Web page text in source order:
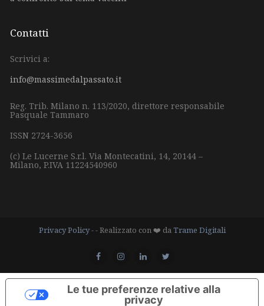
Contatti
Scrivici a:
info@massimedalpassato.it
Reg. Trib. Milano n. 113/2020, direttore responsabile
Pasquale Tammaro
ISSN 2724-3656
(c) Le Lucerne S.r.l. Via Montecatini, 14, 20144 –
Milano, P.IVA 11224540960
Privacy Policy- - Realizzato con ❤️ daTrame Digitali
Le tue preferenze relative alla
privacy